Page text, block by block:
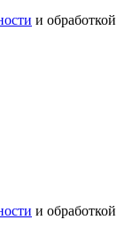
и обработкой
и обработкой